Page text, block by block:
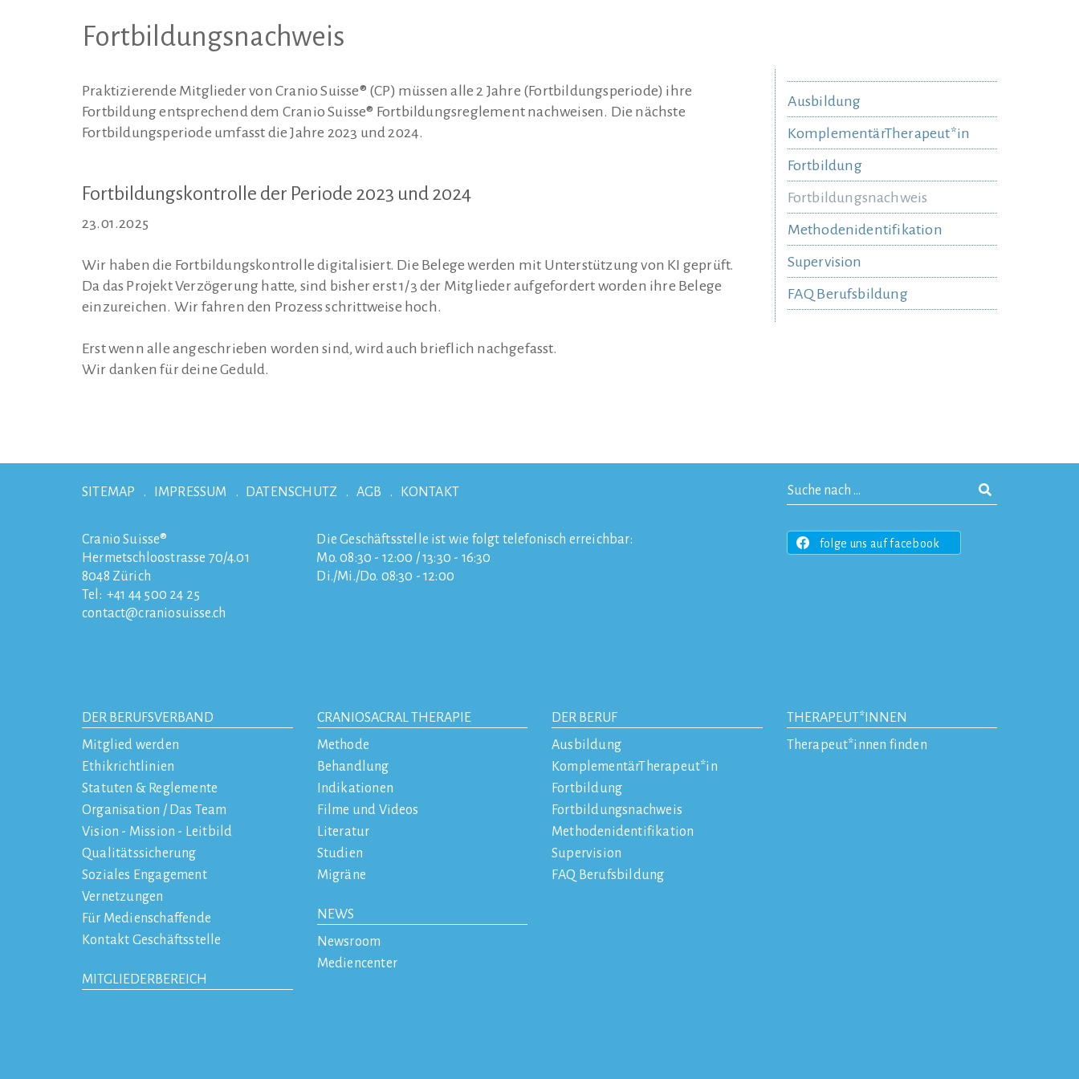
Fortbildungsnachweis
Praktizierende Mitglieder von Cranio Suisse® (CP) müssen alle 2 Jahre (Fortbildungsperiode) ihre
Fortbildung entsprechend dem Cranio Suisse® Fortbildungsreglement nachweisen. Die nächste
Fortbildungsperiode umfasst die Jahre 2023 und 2024.
Fortbildungskontrolle der Periode 2023 und 2024
23.01.2025
Wir haben die Fortbildungskontrolle digitalisiert. Die Belege werden mit Unterstützung von KI geprüft.
Da das Projekt Verzögerung hatte, sind bisher erst 1/3 der Mitglieder aufgefordert worden ihre Belege
einzureichen. Wir fahren den Prozess schrittweise hoch.
Erst wenn alle angeschrieben worden sind, wird auch brieflich nachgefasst.
Wir danken für deine Geduld.
Ausbildung
KomplementärTherapeut*in
Fortbildung
Fortbildungsnachweis
Methodenidentifikation
Supervision
FAQ Berufsbildung
SITEMAP IMPRESSUM DATENSCHUTZ AGB KONTAKT
Cranio Suisse®
Hermetschloostrasse 70/4.01
8048 Zürich
Tel: +41 44 500 24 25
contact
craniosuisse.ch
Die Geschäftsstelle ist wie folgt telefonisch erreichbar:
Mo. 08:30 - 12:00 / 13:30 - 16:30
Di./Mi./Do. 08:30 - 12:00
folge uns auf facebook
DER BERUFSVERBAND
Mitglied werden
Ethikrichtlinien
Statuten & Reglemente
Organisation / Das Team
Vision - Mission - Leitbild
Qualitätssicherung
Soziales Engagement
Vernetzungen
Für Medienschaffende
Kontakt Geschäftsstelle
MITGLIEDERBEREICH
CRANIOSACRAL THERAPIE
Methode
Behandlung
Indikationen
Filme und Videos
Literatur
Studien
Migräne
NEWS
Newsroom
Mediencenter
DER BERUF
Ausbildung
KomplementärTherapeut*in
Fortbildung
Fortbildungsnachweis
Methodenidentifikation
Supervision
FAQ Berufsbildung
THERAPEUT*INNEN
Therapeut*innen finden